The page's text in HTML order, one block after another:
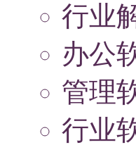
行业
办公
管理
行业